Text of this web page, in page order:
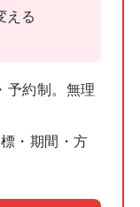
える
予約制。無理
・期間・方